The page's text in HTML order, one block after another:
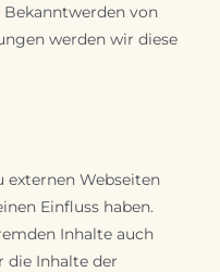
von
werden wir diese
externen Webseiten
Einfluss haben.
Inhalte auch
die Inhalte der